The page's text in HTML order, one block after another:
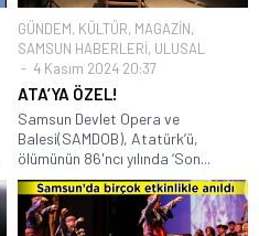
GÜNDEM, KÜLTÜR, MAGAZİN,
SAMSUN HABERLERİ, ULUSAL
4 Kasım 2024 20:37
ATA’YA ÖZEL!
Samsun Devlet Opera ve
Balesi(SAMDOB), Atatürk’ü,
ölümünün 86'ncı yılında ‘Son...